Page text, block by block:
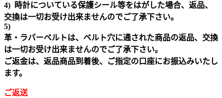
4) 時計についている保護シール等をはがした場合、返品、
交換は一切お受け出来ませんのでご了承下さい。
5)
革・ラバーベルトは、ベルト穴に通された商品の返品、交換
は一切お受け出来ませんのでご了承下さい。
ご返金は、返品商品到着後、ご指定の口座にお振込みいたし
ます。
ご返送